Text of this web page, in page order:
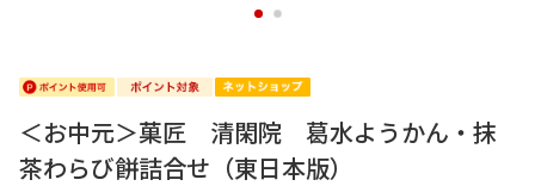
1 2
＜お中元＞菓匠 清閑院 葛水ようかん・抹
茶わらび餅詰合せ（東日本版）